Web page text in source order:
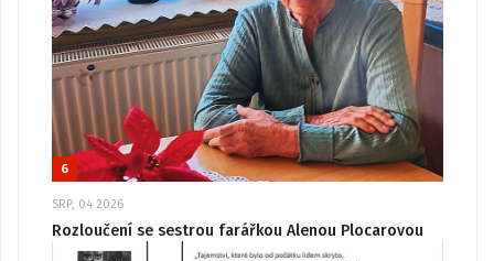
6
SRP, 04 2026
Rozloučení se sestrou farářkou Alenou Plocarovou